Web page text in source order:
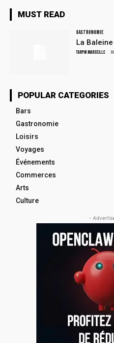
MUST READ
Gastronomie
La Baleine
TARPIN MARSEILLE -
POPULAR CATEGORIES
Bars
Gastronomie
Loisirs
Voyages
Événements
Commerces
Arts
Culture
-